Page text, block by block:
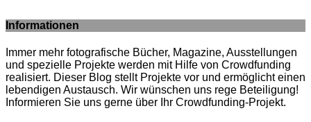
Informationen
Immer mehr fotografische Bücher, Magazine, Ausstellungen
und spezielle Projekte werden mit Hilfe von Crowdfunding
realisiert. Dieser Blog stellt Projekte vor und ermöglicht einen
lebendigen Austausch. Wir wünschen uns rege Beteiligung!
Informieren Sie uns gerne über Ihr Crowdfunding-Projekt.